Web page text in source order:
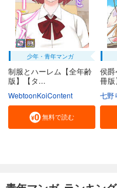
少年・青年マンガ
制服とハーレム【全年齢
版】【タ...
WebtoonKoiContent
無料で読む
侯
冊版
七野